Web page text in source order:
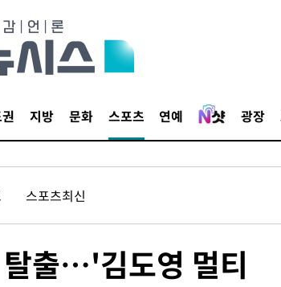
지방 문화 스포츠 연예 광장
스포츠최신
출…'김도영 멀티